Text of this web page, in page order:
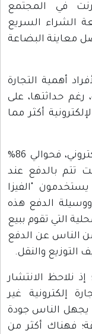
في المجتمع
الشراء السريع
معاينة البضاعة
أهمية التجارة
رغم حداثتها، على
أكثر مما
7- معيقات تتعلق بوسائل الدفع الإلكتروني، فحوالي 86%
تتم بالدفع عند
والبقية (نحو 15%) يستخدمون "الفيزا
ووسيلة الدفع هذه
التي تقوم ببيع
من الناس عن الدفع
التوزيع والنقل.
نلاحظ الانتشار
إلكترونية غير
يجهل الناس جودة
فهناك أكثر من